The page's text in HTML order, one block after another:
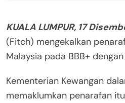
KUALA LUMPUR, 17
(Fitch) mengekalkan
Malaysia pada BBB+
Kementerian Kewangan
memaklumkan penarafan